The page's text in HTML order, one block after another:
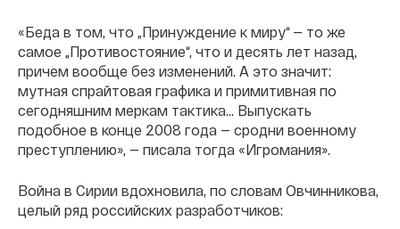
«Беда в том, что „Принуждение к миру“ — то же
самое „Противостояние“, что и десять лет назад,
причем вообще без изменений. А это значит:
мутная спрайтовая графика и примитивная по
сегодняшним меркам тактика… Выпускать
подобное в конце 2008 года — сродни военному
преступлению», — писала тогда «Игромания».
Война в Сирии вдохновила, по словам Овчинникова,
целый ряд российских разработчиков: